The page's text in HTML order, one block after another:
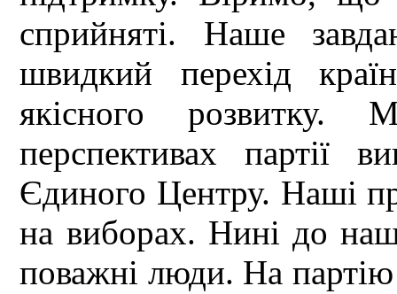
сприйняті. Наше
швидкий перехід
якісного розвитку.
перспективах партії
Єдиного Центру. Наші
на виборах. Нині до
поважні люди. На партію